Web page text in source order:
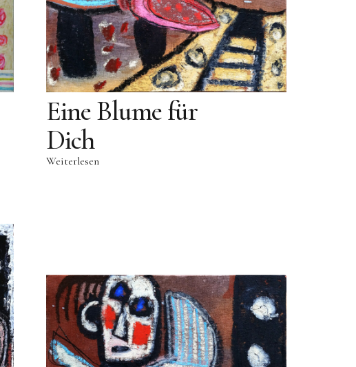
Eine Blume für
Dich
Weiterlesen